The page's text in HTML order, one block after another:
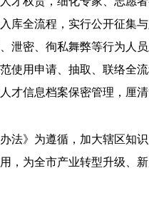
库全流程，实行公开征集
泄密、徇私舞弊等行为人员
使用申请、抽取、联络全
才信息档案保密管理，厘清
法》为遵循，加大辖区知
，为全市产业转型升级、